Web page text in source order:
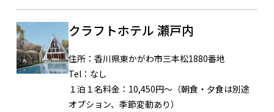
クラフトホテル 瀬戸内
住所： 香川県東かがわ市三本松1880番地
Tel： なし
１泊１名料金：10,450円〜（朝食・夕食は別途
オプション、季節変動あり）